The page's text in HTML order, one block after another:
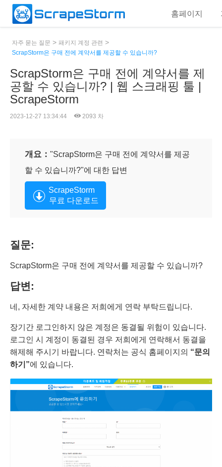
홈페이지
자주 묻는 질문 > 패키지 계정 관련 >
ScrapStorm은 구매 전에 계약서를 제공할 수 있습니까?
ScrapStorm은 구매 전에 계약서를 제
공할 수 있습니까? | 웹 스크래핑 툴 |
ScrapeStorm
2023-12-27 13:34:44 2093 차
개요： "ScrapStorm은 구매 전에 계약서를 제공
할 수 있습니까?"에 대한 답변
ScrapeStorm
무료 다운로드
질문:
ScrapStorm은 구매 전에 계약서를 제공할 수 있습니까?
답변:
네, 자세한 계약 내용은 저희에게 연락 부탁드립니다.
장기간 로그인하지 않은 계정은 동결될 위험이 있습니다.
로그인 시 계정이 동결된 경우 저희에게 연락해서 동결을
해제해 주시기 바랍니다. 연락처는 공식 홈페이지의 “문의
하기”에 있습니다.